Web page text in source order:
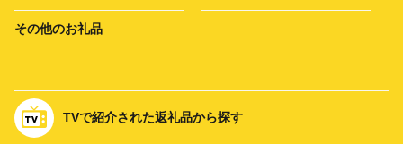
その他のお礼品
TVで紹介された返礼品から探す